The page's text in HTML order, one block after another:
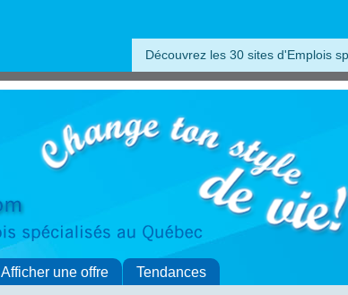
Découvrez les 30 sites d'Emplois
Afficher une offre Tendances